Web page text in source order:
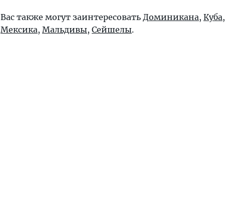
Вас также могут заинтересовать Доминикана, Куба,
Мексика, Мальдивы, Сейшелы.